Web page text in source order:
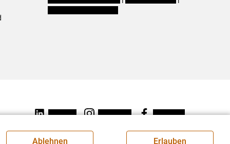
LinkedIn Instagram Facebook
Ablehnen Erlauben